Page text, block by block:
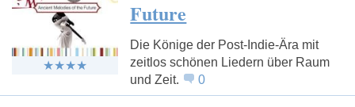
Future
Die Könige der Post-Indie-Ära mit
zeitlos schönen Liedern über Raum
und Zeit.
0